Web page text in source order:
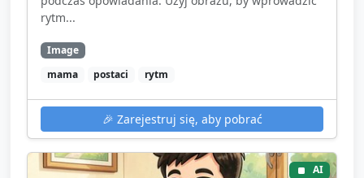
rytm...
Image
mama
postaci rytm
🎉 Zarejestruj się, aby pobrać
AI